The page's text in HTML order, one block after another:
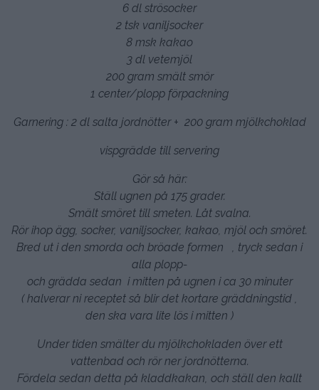
6 dl strösocker
2 tsk vaniljsocker
8 msk kakao
3 dl vetemjöl
200 gram smält smör
1 center/plopp förpackning
Garnering : 2 dl salta jordnötter + 200 gram mjölkchoklad
vispgrädde till servering
Gör så här:
Ställ ugnen på 175 grader.
Smält smöret till smeten. Låt svalna.
Rör ihop ägg, socker, vaniljsocker, kakao, mjöl och smöret.
Bred ut i den smorda och bröade formen , tryck sedan i
alla plopp-
och grädda sedan i mitten på ugnen i ca 30 minuter
( halverar ni receptet så blir det kortare gräddningstid ,
den ska vara lite lös i mitten )
Under tiden smälter du mjölkchokladen över ett
vattenbad och rör ner jordnötterna.
Fördela sedan detta på kladdkakan, och ställ den kallt